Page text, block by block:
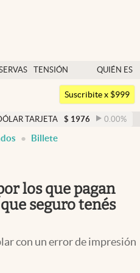
TENSIÓN
GEOPOLÍTICA
QUIÉN ES
QUIÉN
Argentina
Uruguay
Suscribite x $999
1976 0.00% DÓLAR MEP
Billete
los que pagan
seguro tenés
con un error de impresión